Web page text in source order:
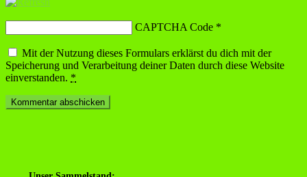
CAPTCHA Code *
Mit der Nutzung dieses Formulars erklärst du dich mit der
Speicherung und Verarbeitung deiner Daten durch diese Website
einverstanden. *